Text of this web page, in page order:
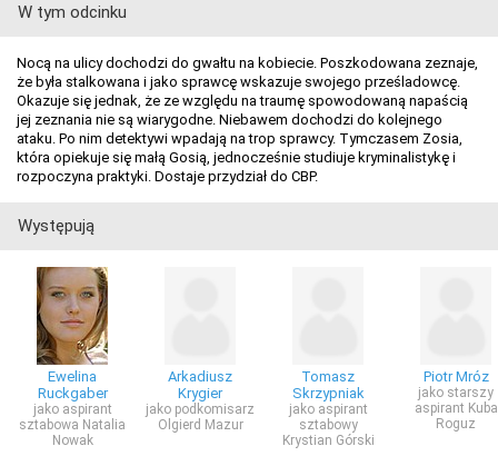
W tym odcinku
Nocą na ulicy dochodzi do gwałtu na kobiecie. Poszkodowana zeznaje,
że była stalkowana i jako sprawcę wskazuje swojego prześladowcę.
Okazuje się jednak, że ze względu na traumę spowodowaną napaścią
jej zeznania nie są wiarygodne. Niebawem dochodzi do kolejnego
ataku. Po nim detektywi wpadają na trop sprawcy. Tymczasem Zosia,
która opiekuje się małą Gosią, jednocześnie studiuje kryminalistykę i
rozpoczyna praktyki. Dostaje przydział do CBP.
Występują
Ewelina
Ruckgaber
jako aspirant
sztabowa Natalia
Nowak
Arkadiusz
Krygier
jako podkomisarz
Olgierd Mazur
Tomasz
Skrzypniak
jako aspirant
sztabowy
Krystian Górski
Piotr Mróz
jako starszy
aspirant Kuba
Roguz